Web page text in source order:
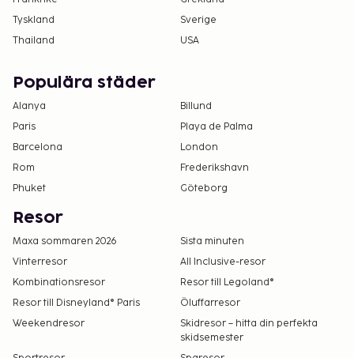
Tyskland
Sverige
Thailand
USA
Populära städer
Alanya
Billund
Paris
Playa de Palma
Barcelona
London
Rom
Frederikshavn
Phuket
Göteborg
Resor
Maxa sommaren 2026
Sista minuten
Vinterresor
All Inclusive-resor
Kombinationsresor
Resor till Legoland®
Resor till Disneyland® Paris
Öluffarresor
Weekendresor
Skidresor – hitta din perfekta
skidsemester